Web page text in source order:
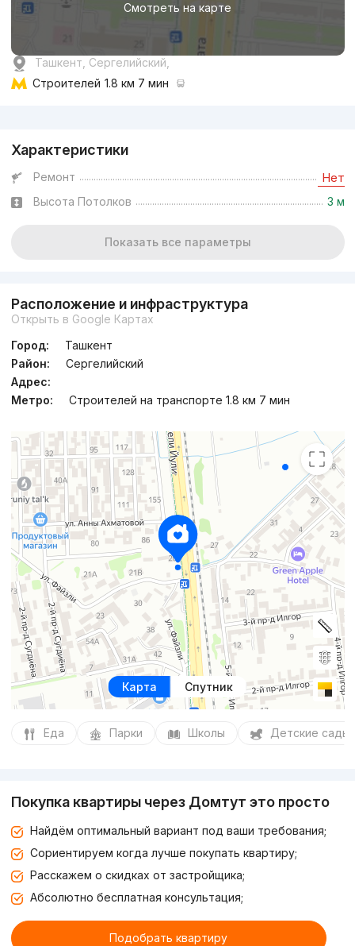
Смотреть на карте
Ташкент, Сергелийский,
Строителей 1.8 км 7 мин
Характеристики
Ремонт Нет
Высота Потолков 3 м
Показать все параметры
Расположение и инфраструктура
Открыть в Google Картах
Город:
Ташкент
Район:
Сергелийский
Адрес:
Метро:
Строителей на транспорте 1.8 км 7 мин
Карта Спутник
Еда Парки Школы Детские сады
Покупка квартиры через Домтут это просто
Найдём оптимальный вариант под ваши требования;
Сориентируем когда лучше покупать квартиру;
Расскажем о скидках от застройщика;
Абсолютно бесплатная консультация;
Подобрать квартиру